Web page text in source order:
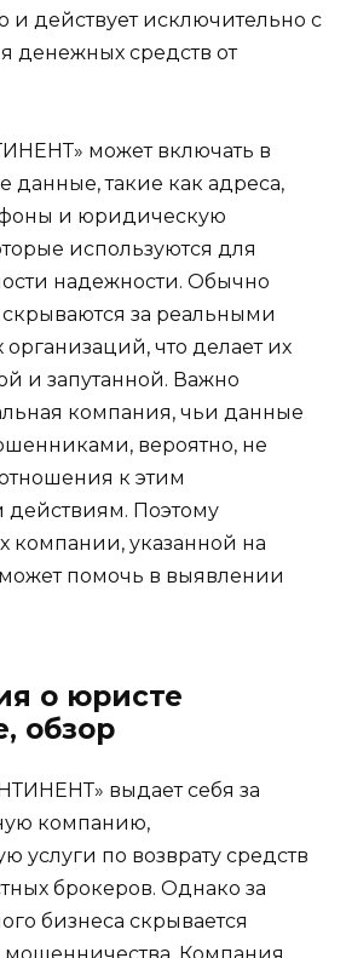
и действует исключительно с
денежных средств от
может включать в
данные, такие как адреса,
и юридическую
используются для
надежности. Обычно
за реальными
что делает их
и запутанной. Важно
компания, чьи данные
вероятно, не
к этим
Поэтому
компании, указанной на
может помочь в выявлении
о юристе
обзор
выдает себя за
компанию,
услуги по возврату средств
брокеров. Однако за
бизнеса скрывается